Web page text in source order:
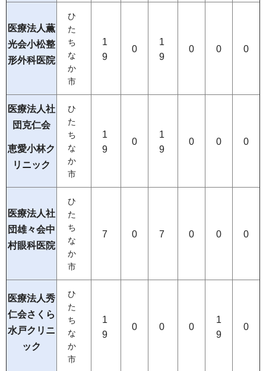
医療法人薫
光会小松整
形外科医院
ひ
た
ち
な
か
市
1
9
0
1
9
0 0 0
医療法人社
団克仁会
恵愛小林ク
リニック
ひ
た
ち
な
か
市
1
9
0
1
9
0 0 0
医療法人社
団雄々会中
村眼科医院
ひ
た
ち
な
か
市
7 0 7 0 0 0
医療法人秀
仁会さくら
水戸クリニ
ック
ひ
た
ち
な
か
市
1
9
0 0 0
1
9
0